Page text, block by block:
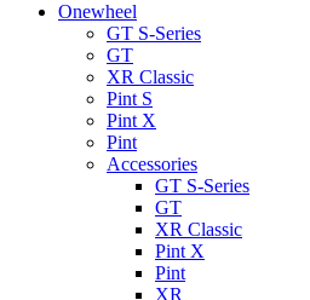
Onewheel
GT S-Series
GT
XR Classic
Pint S
Pint X
Pint
Accessories
GT S-Series
GT
XR Classic
Pint X
Pint
XR